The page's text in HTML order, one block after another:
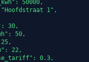
50000,
1",
30,
50,
22,
0.3,